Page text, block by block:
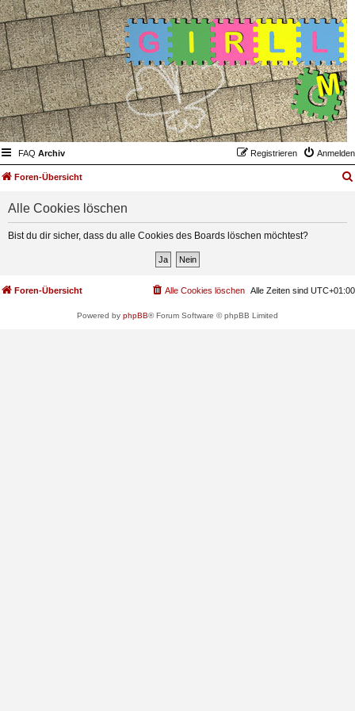
FAQ Archiv Anmelden
Registrieren
Foren-Übersicht
Alle Cookies löschen
Bist du dir sicher, dass du alle Cookies des Boards löschen möchtest?
Foren-Übersicht Alle Zeiten sind UTC+01:00
Alle Cookies löschen
Powered by phpBB® Forum Software © phpBB Limited